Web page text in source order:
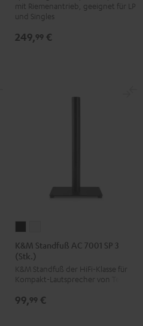
USB
Schwarz
mit Riemenantrieb, geeignet für LP
und Singles
249,99 €
Standfuß
AC
7001
SP
3
Standfuß
7001
SP
3
K&M Standfuß AC 7001 SP 3
(Stk.)
K&M Standfuß der HiFi-Klasse für
Kompakt-Lautsprecher von Teufel
99,99 €